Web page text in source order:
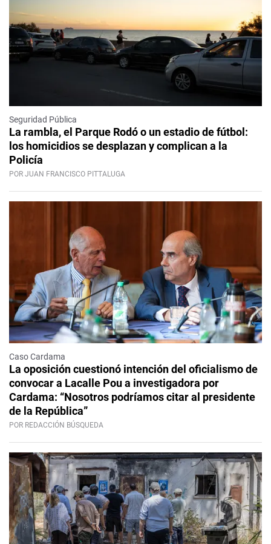
Seguridad Pública
La rambla, el Parque Rodó o un estadio de fútbol:
los homicidios se desplazan y complican a la
Policía
POR JUAN FRANCISCO PITTALUGA
Caso Cardama
La oposición cuestionó intención del oficialismo de
convocar a Lacalle Pou a investigadora por
Cardama: “Nosotros podríamos citar al presidente
de la República”
POR REDACCIÓN BÚSQUEDA